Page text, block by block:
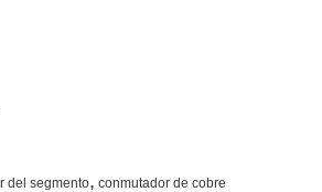
del segmento, conmutador de cobre